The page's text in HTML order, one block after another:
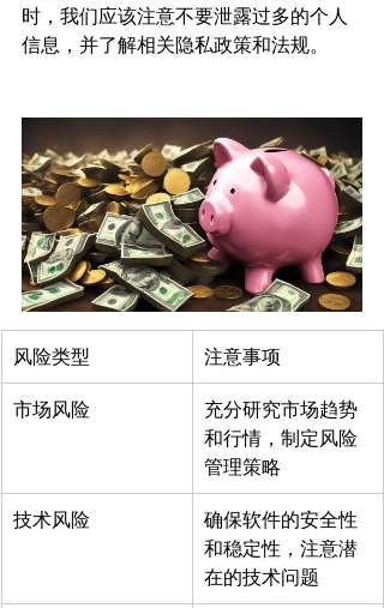
时，我们应该注意不要泄露过多的个人
信息，并了解相关隐私政策和法规。
风险类型 注意事项
市场风险
充分研究市场趋势
和行情，制定风险
管理策略
技术风险
确保软件的安全性
和稳定性，注意潜
在的技术问题